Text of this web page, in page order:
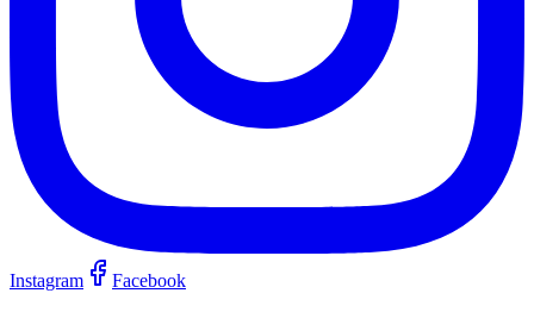
Instagram Facebook